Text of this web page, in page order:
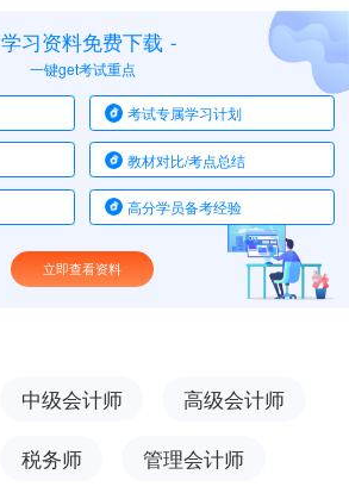
学习资料免费下载 -
一键get考试重点
考试专属学习计划
教材对比/考点总结
高分学员备考经验
立即查看资料
中级会计师 高级会计师
税务师 管理会计师